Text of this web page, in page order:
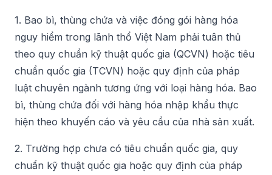
1. Bao bì, thùng chứa và việc đóng gói hàng hóa
nguy hiểm trong lãnh thổ Việt Nam phải tuân thủ
theo quy chuẩn kỹ thuật quốc gia (QCVN) hoặc tiêu
chuẩn quốc gia (TCVN) hoặc quy định của pháp
luật chuyên ngành tương ứng với loại hàng hóa. Bao
bì, thùng chứa đối với hàng hóa nhập khẩu thực
hiện theo khuyến cáo và yêu cầu của nhà sản xuất.
2. Trường hợp chưa có tiêu chuẩn quốc gia, quy
chuẩn kỹ thuật quốc gia hoặc quy định của pháp